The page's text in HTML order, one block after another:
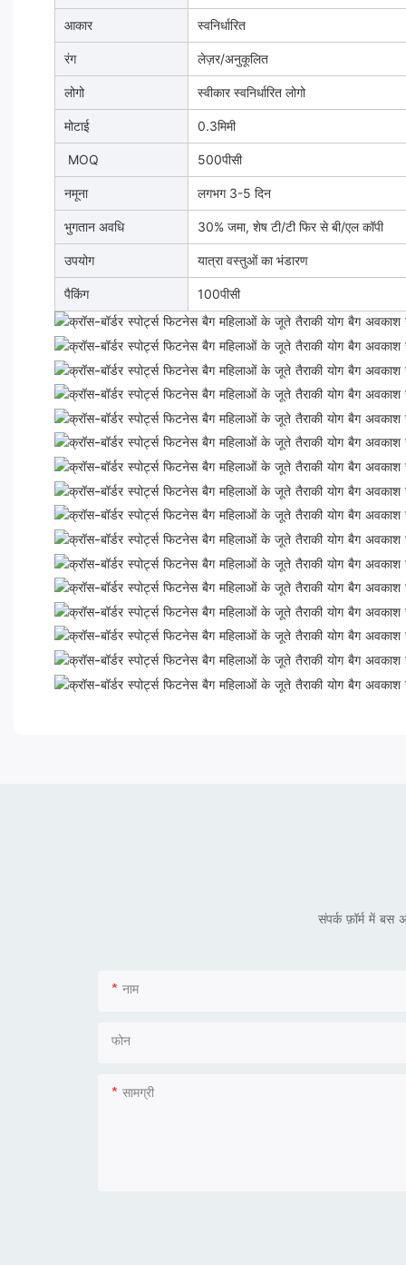
आकार स्वनिर्धारित
रंग लेज़र/अनुकूलित
लोगो स्वीकार स्वनिर्धारित लोगो
मोटाई 0.3मिमी
MOQ 500पीसी
नमूना लगभग 3-5 दिन
भुगतान अवधि 30% जमा, शेष टी/टी फिर से बी/एल कॉपी
उपयोग यात्रा वस्तुओं का भंडारण
पैकिंग 100पीसी
संपर्क फ़ॉर्म में बस
नाम
फोन
सामग्री